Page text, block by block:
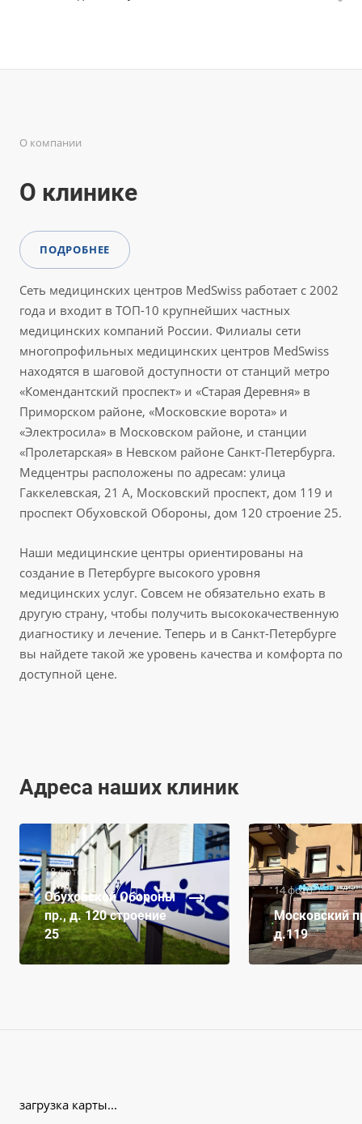
О компании
О клинике
ПОДРОБНЕЕ
Сеть медицинских центров MedSwiss работает с 2002
года и входит в ТОП-10 крупнейших частных
медицинских компаний России. Филиалы сети
многопрофильных медицинских центров MedSwiss
находятся в шаговой доступности от станций метро
«Комендантский проспект» и «Старая Деревня» в
Приморском районе, «Московские ворота» и
«Электросила» в Московском районе, и станции
«Пролетарская» в Невском районе Санкт-Петербурга.
Медцентры расположены по адресам: улица
Гаккелевская, 21 А, Московский проспект, дом 119 и
проспект Обуховской Обороны, дом 120 строение 25.
Наши медицинские центры ориентированы на
создание в Петербурге высокого уровня
медицинских услуг. Совсем не обязательно ехать в
другую страну, чтобы получить высококачественную
диагностику и лечение. Теперь и в Санкт-Петербурге
вы найдете такой же уровень качества и комфорта по
доступной цене.
Адреса наших клиник
18 фото
Обуховской Обороны
пр., д. 120 строение
25
14 фото
Московский
д.119
загрузка карты...